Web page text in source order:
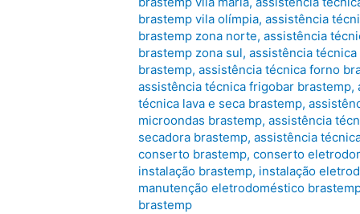
brastemp vila olímpia,assistência
brastemp zona norte,assistência
brastemp zona sul,assistência
brastemp,assistência técnica forno
assistência técnica frigobar brastemp,
técnica lava e seca brastemp,
microondas brastemp,assistência
secadora brastemp,assistência
conserto brastemp,conserto
instalação brastemp, instalação
manutenção eletrodoméstico
brastemp